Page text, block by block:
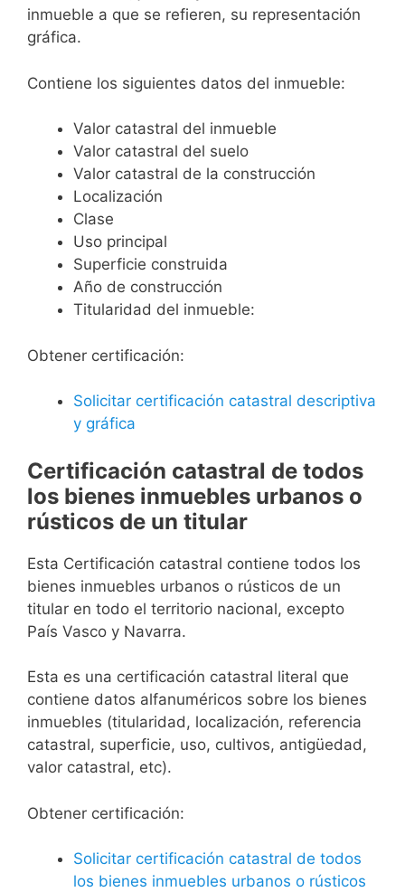
inmueble a que se refieren, su representación
gráfica.
Contiene los siguientes datos del inmueble:
Valor catastral del inmueble
Valor catastral del suelo
Valor catastral de la construcción
Localización
Clase
Uso principal
Superficie construida
Año de construcción
Titularidad del inmueble:
Obtener certificación:
Solicitar certificación catastral descriptiva
y gráfica
Certificación catastral de todos
los bienes inmuebles urbanos o
rústicos de un titular
Esta Certificación catastral contiene todos los
bienes inmuebles urbanos o rústicos de un
titular en todo el territorio nacional, excepto
País Vasco y Navarra.
Esta es una certificación catastral literal que
contiene datos alfanuméricos sobre los bienes
inmuebles (titularidad, localización, referencia
catastral, superficie, uso, cultivos, antigüedad,
valor catastral, etc).
Obtener certificación:
Solicitar certificación catastral de todos
los bienes inmuebles urbanos o rústicos